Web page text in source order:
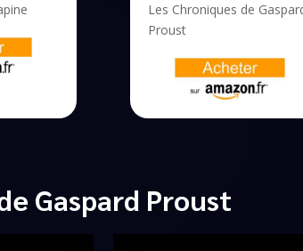
Les Chroniques de
Proust
Gaspard Proust